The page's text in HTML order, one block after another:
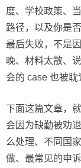
度、学校政策、
路径，以及你是
最后失败，不是
晚、材料太散、
会的 case 也被耽
下面这篇文章，
会因为缺勤被劝
么处理、不同国
做、最常见的申